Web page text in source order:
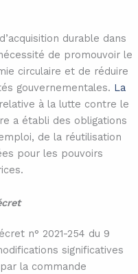
durable dans
de promouvoir le
circulaire et de réduire
gouvernementales. La
à la lutte contre le
a établi des obligations
de la réutilisation
pour les pouvoirs
n° 2021-254 du 9
significatives
la commande